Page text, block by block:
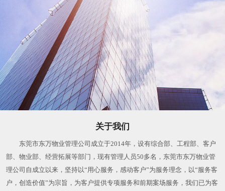
关于我们
东莞市东万物业管理公司成立于2014年，设有综合部、工程部、客户
部、物业部、经营拓展等部门，现有管理人员50多名，东莞市东万物业管
理公司自成立以来，坚持以“用心服务，感动客户”为服务理念，以“服务客
户，创造价值”为宗旨，为客户提供专项服务和前期案场服务，我们已为客